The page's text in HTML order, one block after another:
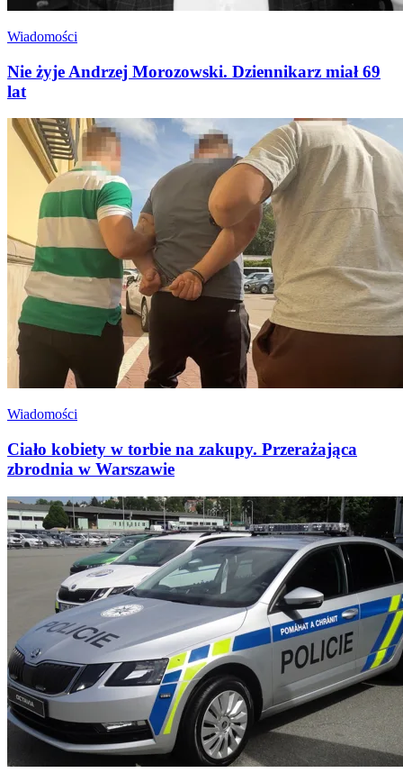
Wiadomości
Nie żyje Andrzej Morozowski. Dziennikarz miał 69
lat
Wiadomości
Ciało kobiety w torbie na zakupy. Przerażająca
zbrodnia w Warszawie